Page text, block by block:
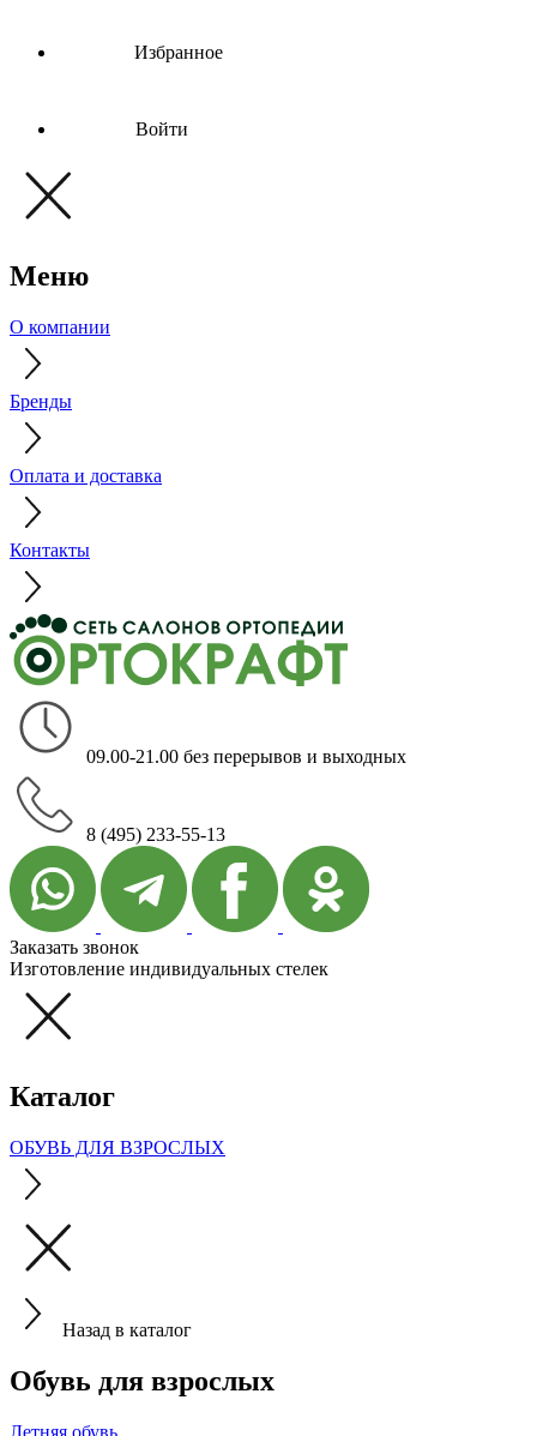
Избранное
Войти
Меню
О компании
Бренды
Оплата и доставка
Контакты
09.00-21.00 без перерывов и выходных
8 (495) 233-55-13
Заказать звонок
Изготовление индивидуальных стелек
Каталог
ОБУВЬ ДЛЯ ВЗРОСЛЫХ
Назад в каталог
Обувь для взрослых
Летняя обувь